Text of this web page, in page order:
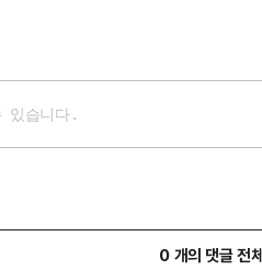
0 개의 댓글 전